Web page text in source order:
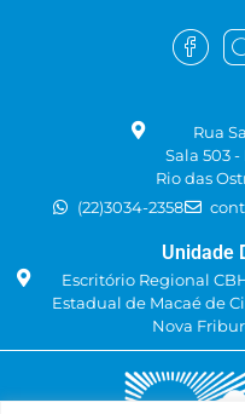
Rua
Sala 503
Rio das
(22)3034-2358
Unidade
Escritório Regional
Estadual de Macaé de
Nova